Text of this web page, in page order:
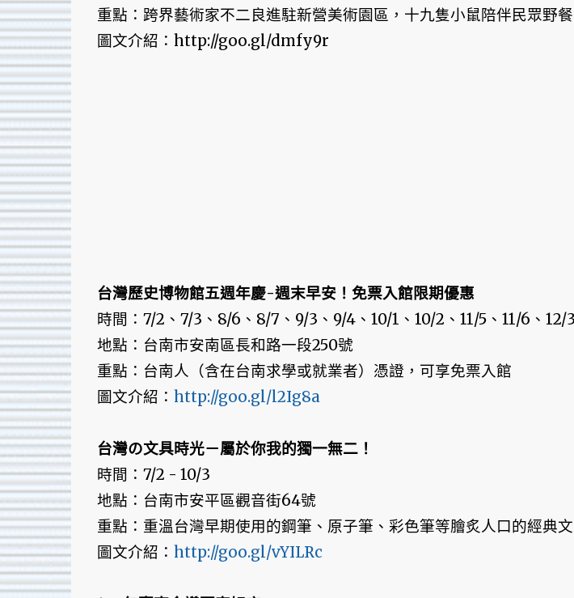
重點：跨界藝術家不二良進駐新營美術園區，十九隻小鼠陪伴民眾野餐
圖文介紹：http://goo.gl/dmfy9r
台灣歷史博物館五週年慶-週末早安！免票入館限期優惠
時間：7/2、7/3、8/6、8/7、9/3、9/4、10/1、10/2、11/5、11/6、12/
地點：台南市安南區長和路一段250號
重點：台南人（含在台南求學或就業者）憑證，可享免票入館
圖文介紹： http://goo.gl/l2Ig8a
台灣の文具時光－屬於你我的獨一無二！
時間：7/2 - 10/3
地點：台南市安平區觀音街64號
重點：重溫台灣早期使用的鋼筆、原子筆、彩色筆等膾炙人口的經典
圖文介紹： http://goo.gl/vYILRc